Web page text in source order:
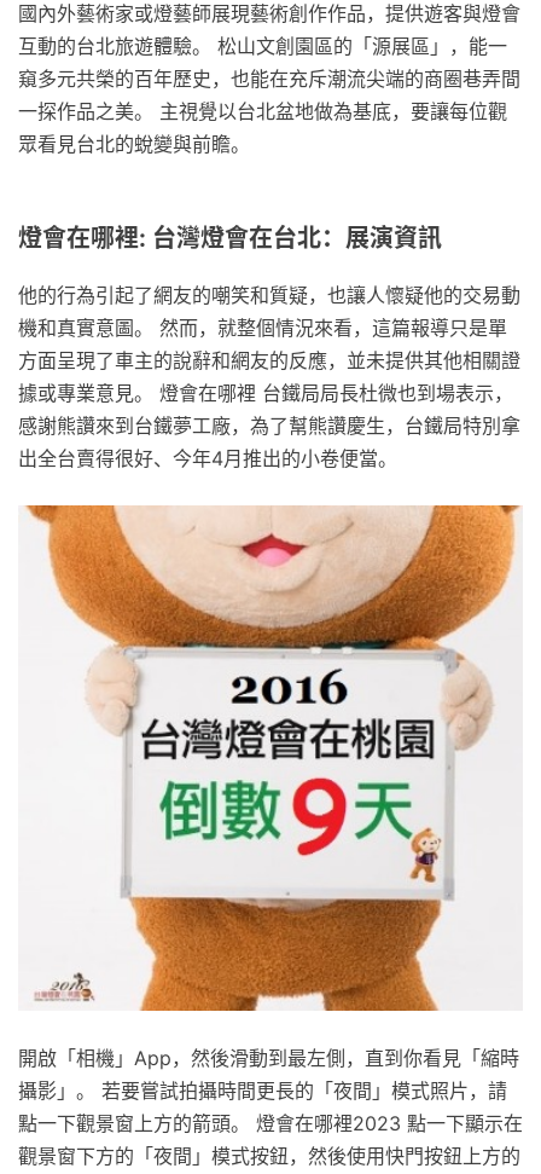
國內外藝術家或燈藝師展現藝術創作作品，提供遊客與燈會
互動的台北旅遊體驗。 松山文創園區的「源展區」，能一
窺多元共榮的百年歷史，也能在充斥潮流尖端的商圈巷弄間
一探作品之美。 主視覺以台北盆地做為基底，要讓每位觀
眾看見台北的蛻變與前瞻。
燈會在哪裡: 台灣燈會在台北：展演資訊
他的行為引起了網友的嘲笑和質疑，也讓人懷疑他的交易動
機和真實意圖。 然而，就整個情況來看，這篇報導只是單
方面呈現了車主的說辭和網友的反應，並未提供其他相關證
據或專業意見。 燈會在哪裡 台鐵局局長杜微也到場表示，
感謝熊讚來到台鐵夢工廠，為了幫熊讚慶生，台鐵局特別拿
出全台賣得很好、今年4月推出的小卷便當。
開啟「相機」App，然後滑動到最左側，直到你看見「縮時
攝影」。 若要嘗試拍攝時間更長的「夜間」模式照片，請
點一下觀景窗上方的箭頭。 燈會在哪裡2023 點一下顯示在
觀景窗下方的「夜間」模式按鈕，然後使用快門按鈕上方的